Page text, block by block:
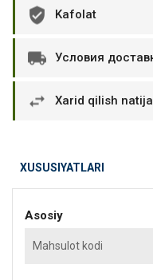
Kafolat
Условия
Xarid qilish
XUSUSIYATLARI
Asosiy
Mahsulot kodi